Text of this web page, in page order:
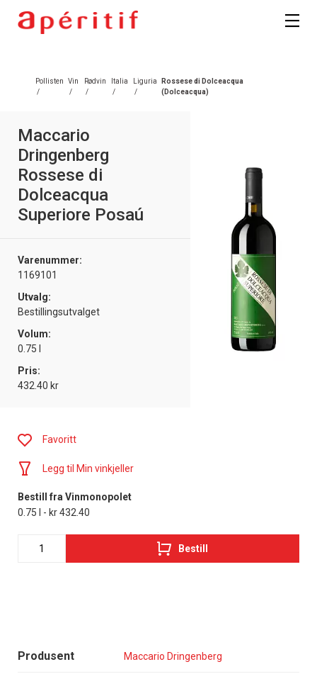
Pollisten
/
Vin
/
Rødvin
/
Italia
/
Liguria
/
Rossese di Dolceacqua
(Dolceacqua)
Maccario
Dringenberg
Rossese di
Dolceacqua
Superiore Posaú
Varenummer:
1169101
Utvalg:
Bestillingsutvalget
Volum:
0.75 l
Pris:
432.40 kr
Produsent Maccario Dringenberg
Favoritt
Legg til Min vinkjeller
Bestill fra Vinmonopolet
0.75 l - kr 432.40
Bestill